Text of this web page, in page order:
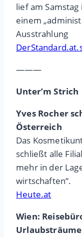
lief am Samstag
einem
Ausstrahlung
———
Unter’m Strich
Yves Rocher
Österreich
Das
schließt alle
mehr in der
wirtschaften“.
Heute.at
Wien: